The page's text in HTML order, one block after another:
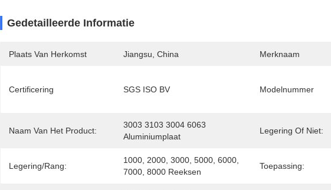
Gedetailleerde Informatie
Plaats Van Herkomst Jiangsu, China Merknaam
Certificering SGS ISO BV Modelnummer
Naam Van Het Product:
3003 3103 3004 6063
Aluminiumplaat
Legering Of Niet:
Legering/Rang:
1000, 2000, 3000, 5000, 6000,
7000, 8000 Reeksen
Toepassing: